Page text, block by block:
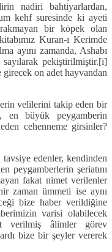
nadiri bahtiyarlardan,
kehf suresinde ki ayeti
bir köpek olan
Kuran-ı Kerimde
ayını zamanda, Ashabı
pekiştirilmiştir.[i]
on adet hayvandan
velilerini takip eden bir
en büyük peygamberin
cehenneme girsinler?
edenler, kendinden
peygamberlerin şeriatını
fakat nimet verilenler
zaman ümmeti ise aynı
bize haber verildiğine
varisi olabilecek
verilmiş âlimler görev
bize bir şeyler vererek